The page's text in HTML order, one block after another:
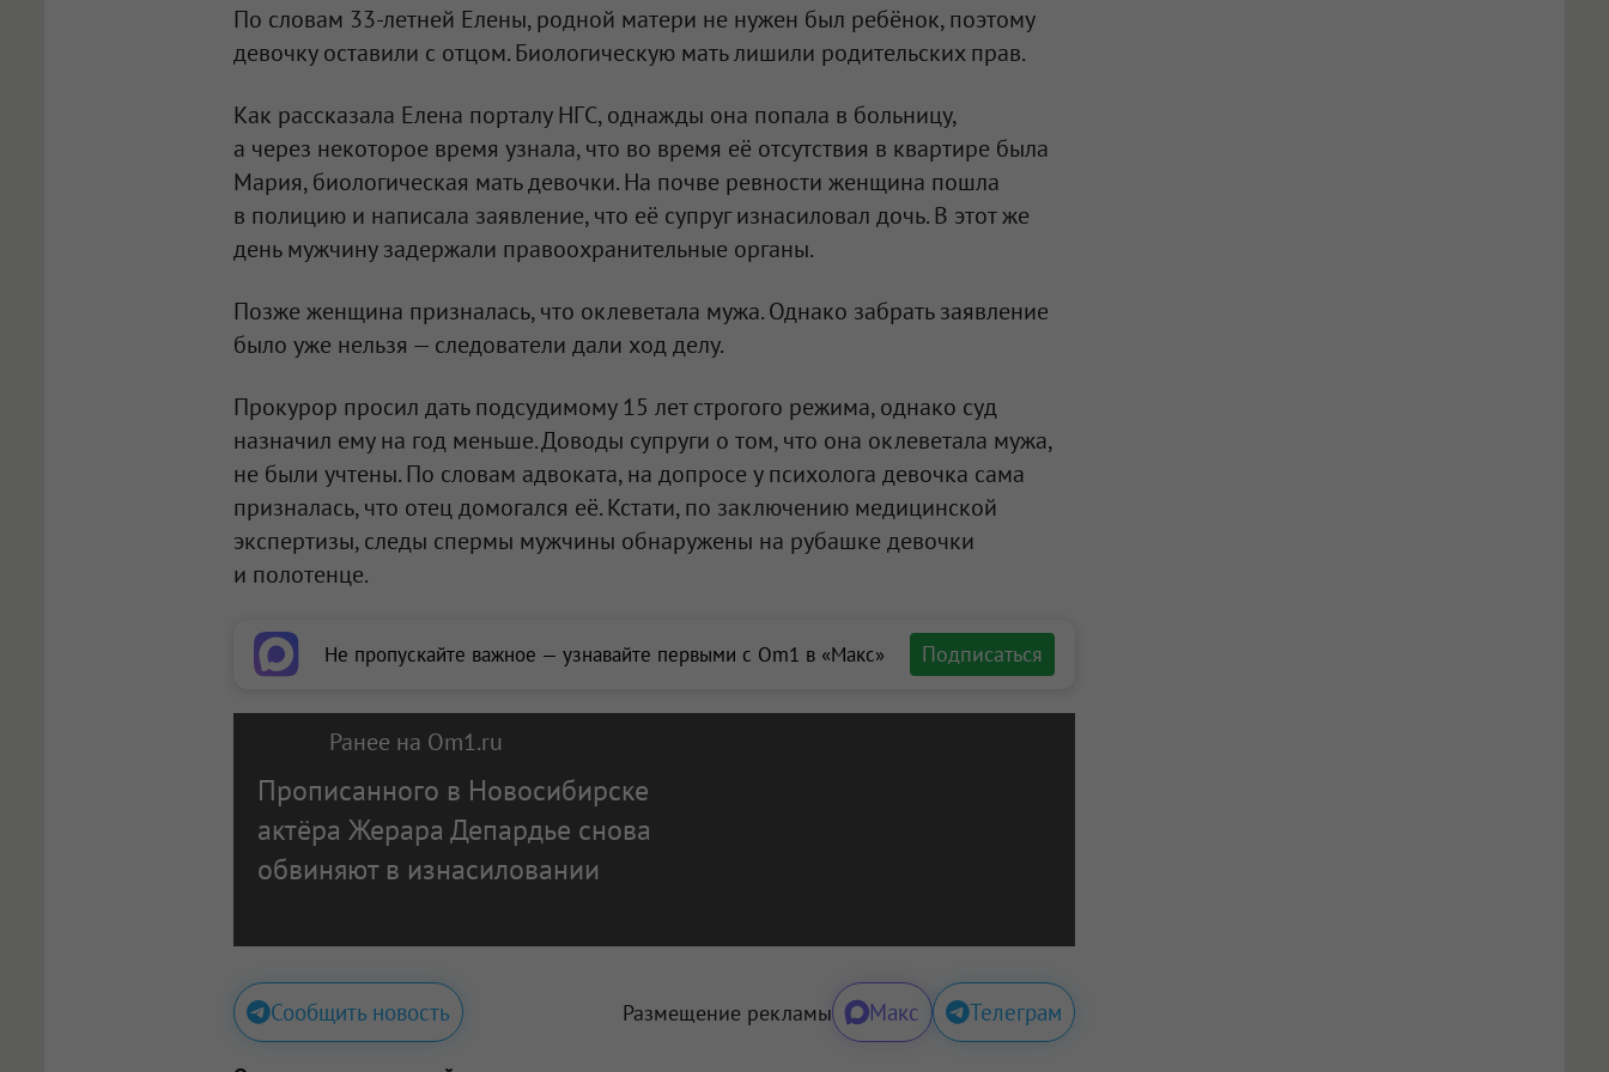
По словам 33-летней Елены, родной матери не нужен был ребёнок, поэтому
девочку оставили с отцом. Биологическую мать лишили родительских прав.
Как рассказала Елена порталу НГС, однажды она попала в больницу,
а через некоторое время узнала, что во время её отсутствия в квартире была
Мария, биологическая мать девочки. На почве ревности женщина пошла
в полицию и написала заявление, что её супруг изнасиловал дочь. В этот же
день мужчину задержали правоохранительные органы.
Позже женщина призналась, что оклеветала мужа. Однако забрать заявление
было уже нельзя — следователи дали ход делу.
Прокурор просил дать подсудимому 15 лет строгого режима, однако суд
назначил ему на год меньше. Доводы супруги о том, что она оклеветала мужа,
не были учтены. По словам адвоката, на допросе у психолога девочка сама
призналась, что отец домогался её. Кстати, по заключению медицинской
экспертизы, следы спермы мужчины обнаружены на рубашке девочки
и полотенце.
Не пропускайте важное — узнавайте первыми с Om1 в «Макс» Подписаться
Ранее на Om1.ru
Прописанного в Новосибирске
актёра Жерара Депардье снова
обвиняют в изнасиловании
Сообщить новость Размещение рекламы Макс Телеграм